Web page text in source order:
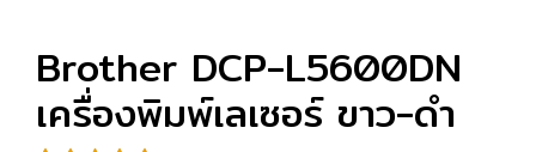
Brother DCP-L5600DN
เครื่องพิมพ์เลเซอร์ ขาว-ดำ